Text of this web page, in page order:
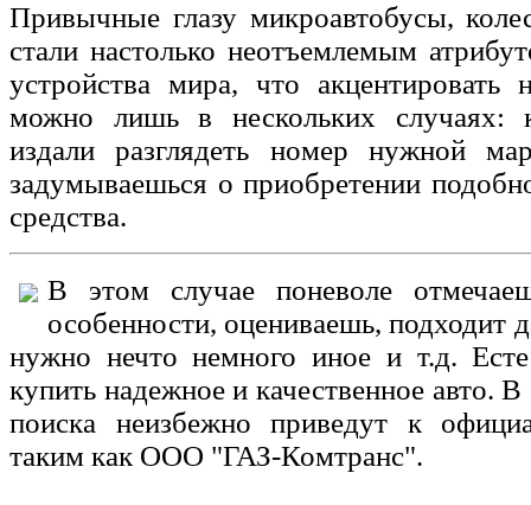
Привычные глазу микроавтобусы,
стали настолько неотъемлемым
устройства мира, что акцентировать
можно лишь в нескольких случаях:
издали разглядеть номер нужной
задумываешься о приобретении
средства.
В этом случае поневоле
особенности, оцениваешь, подходит
нужно нечто немного иное и т.д.
купить надежное и качественное авто.
поиска неизбежно приведут к
таким как ООО "ГАЗ-Комтранс".